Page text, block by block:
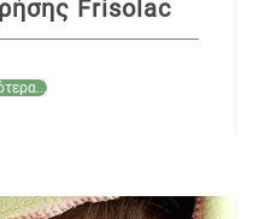
Frisolac